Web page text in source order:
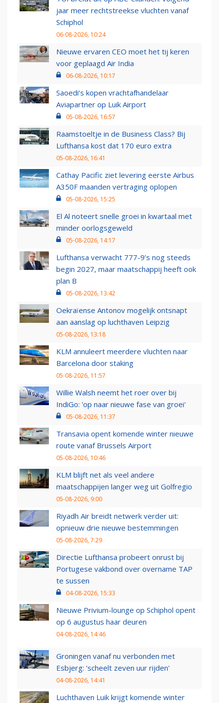
jaar meer rechtstreekse vluchten vanaf
Schiphol
06-08-2026, 10:24
Nieuwe ervaren CEO moet het tij keren
voor geplaagd Air India
06-08-2026, 10:17
Saoedi’s kopen vrachtafhandelaar
Aviapartner op Luik Airport
05-08-2026, 16:57
Raamstoeltje in de Business Class? Bij
Lufthansa kost dat 170 euro extra
05-08-2026, 16:41
Cathay Pacific ziet levering eerste Airbus
A350F maanden vertraging oplopen
05-08-2026, 15:25
El Al noteert snelle groei in kwartaal met
minder oorlogsgeweld
05-08-2026, 14:17
Lufthansa verwacht 777-9’s nog steeds
begin 2027, maar maatschappij heeft ook
plan B
05-08-2026, 13:42
Oekraïense Antonov mogelijk ontsnapt
aan aanslag op luchthaven Leipzig
05-08-2026, 13:18
KLM annuleert meerdere vluchten naar
Barcelona door staking
05-08-2026, 11:57
Willie Walsh neemt het roer over bij
IndiGo: 'op naar nieuwe fase van groei'
05-08-2026, 11:37
Transavia opent komende winter nieuwe
route vanaf Brussels Airport
05-08-2026, 10:46
KLM blijft net als veel andere
maatschappijen langer weg uit Golfregio
05-08-2026, 9:00
Riyadh Air breidt netwerk verder uit:
opnieuw drie nieuwe bestemmingen
05-08-2026, 7:29
Directie Lufthansa probeert onrust bij
Portugese vakbond over overname TAP
te sussen
04-08-2026, 15:33
Nieuwe Privium-lounge op Schiphol opent
op 6 augustus haar deuren
04-08-2026, 14:46
Groningen vanaf nu verbonden met
Esbjerg: 'scheelt zeven uur rijden'
04-08-2026, 14:41
Luchthaven Luik krijgt komende winter